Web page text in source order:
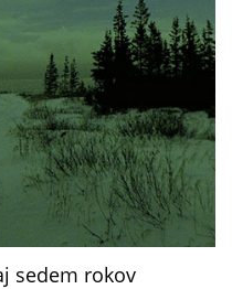
sedem rokov